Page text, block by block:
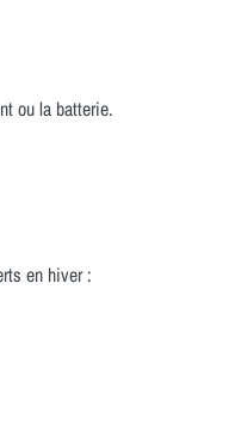
ou la batterie.
en hiver :